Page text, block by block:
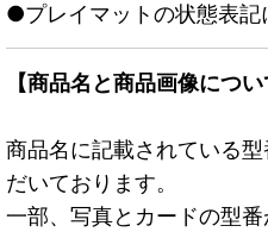
●プレイマットの状態表記
【商品名と商品画像につい
商品名に記載されている
だいております。
一部、写真とカードの型